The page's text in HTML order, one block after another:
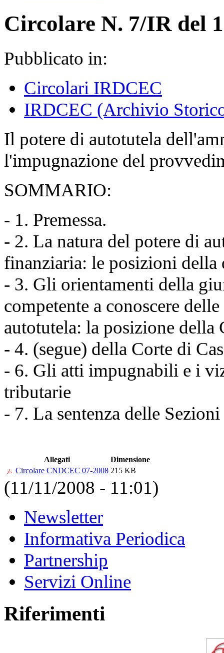
Circolare N. 7/IR del
Pubblicato in:
Circolari IRDCEC
IRDCEC (Archivio
Il potere di autotutela
l'impugnazione del
SOMMARIO:
- 1. Premessa.
- 2. La natura del potere di
finanziaria: le posizioni della
- 3. Gli orientamenti della
competente a conoscere
autotutela: la posizione della
- 4. (segue) della Corte di
- 6. Gli atti impugnabili e i
tributarie
- 7. La sentenza delle
Allegati
Dimensione
Circolare CNDCEC 07-2008 215 KB
(11/11/2008 - 11:01)
Newsletter
Informativa Periodica
Partnership
Servizi Online
Riferimenti